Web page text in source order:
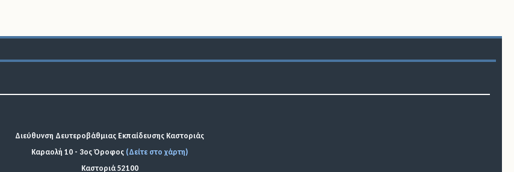
Διεύθυνση Δευτεροβάθμιας Εκπαίδευσης Καστοριάς
Καραολή 10 - 3ος Όροφος (Δείτε στο χάρτη)
Καστοριά 52100